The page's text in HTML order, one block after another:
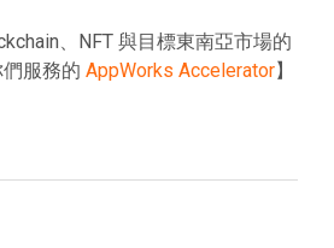
、NFT 與目標東南亞市場的
服務的 AppWorks Accelerator】